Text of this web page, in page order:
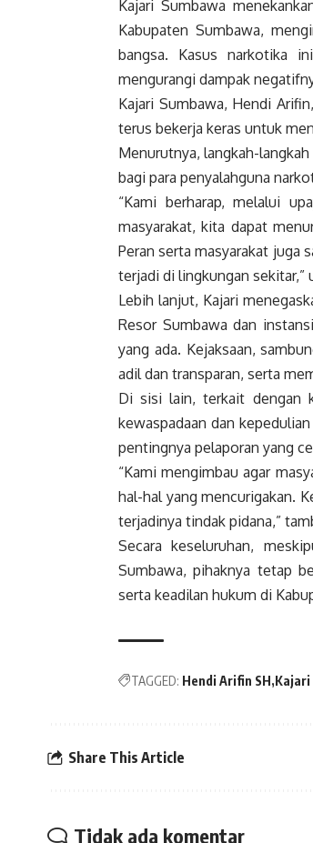
Kajari Sumbawa
Kabupaten Sumbawa,
bangsa. Kasus narkotika
mengurangi dampak
Kajari Sumbawa, Hendi
terus bekerja keras untuk
Menurutnya, langkah-
bagi para penyalahguna
“Kami berharap, melalui
masyarakat, kita dapat
Peran serta masyarakat juga
terjadi di lingkungan sekitar,”
Lebih lanjut, Kajari
Resor Sumbawa dan
yang ada. Kejaksaan,
adil dan transparan, serta
Di sisi lain, terkait dengan
kewaspadaan dan
pentingnya pelaporan yang
“Kami mengimbau agar
hal-hal yang mencurigakan.
terjadinya tindak pidana,”
Secara keseluruhan,
Sumbawa, pihaknya tetap
serta keadilan hukum di
TAGGED: Hendi Arifin SH Kajari
Share This Article
Tidak ada komentar